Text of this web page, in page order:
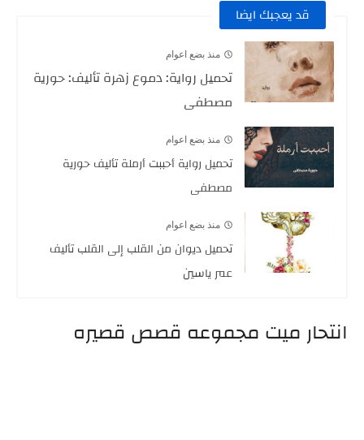
قد يعجبك ايضا
منذ بضع اعوام
تحميل رواية: دموع زهرة تأليف: حورية
مصطفى
منذ بضع اعوام
تحميل رواية أحببت أرملة تأليف حورية
مصطفى
منذ بضع اعوام
تحميل ديوان من القلب إلى القلب تأليف
عمر ياسين
انتحار ميت مجموعه قصص قصيره